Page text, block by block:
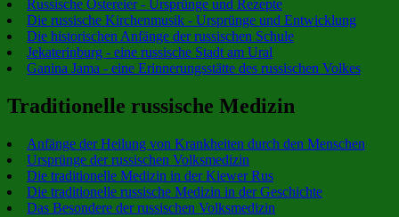
Russische Ostereier - Ursprünge und Rezepte
Die russische Kirchenmusik - Ursprünge und Entwicklung
Die historischen Anfänge der russischen Schule
Jekaterinburg - eine russische Stadt am Ural
Ganina Jama - eine Erinnerungsstätte des russischen Volkes
Traditionelle russische Medizin
Anfänge der Heilung von Krankheiten durch den Menschen
Ursprünge der russischen Volksmedizin
Die traditionelle Medizin in der Kiewer Rus
Die traditionelle russische Medizin in der Geschichte
Das Besondere der russischen Volksmedizin